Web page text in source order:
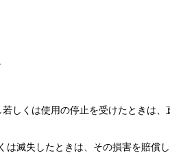
しくは使用の停止を受けたときは、
滅失したときは、その損害を賠償